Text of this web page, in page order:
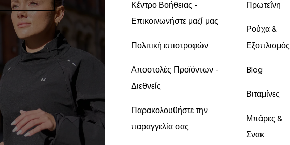
Κέντρο Βοήθειας -
Επικοινωνήστε μαζί μας
Πολιτική επιστροφών
Αποστολές Προϊόντων -
Διεθνείς
Παρακολουθήστε την
παραγγελία σας
Πρωτεΐνη
Ρούχα &
Εξοπλισμός
Blog
Βιταμίνες
Μπάρες &
Σνακ